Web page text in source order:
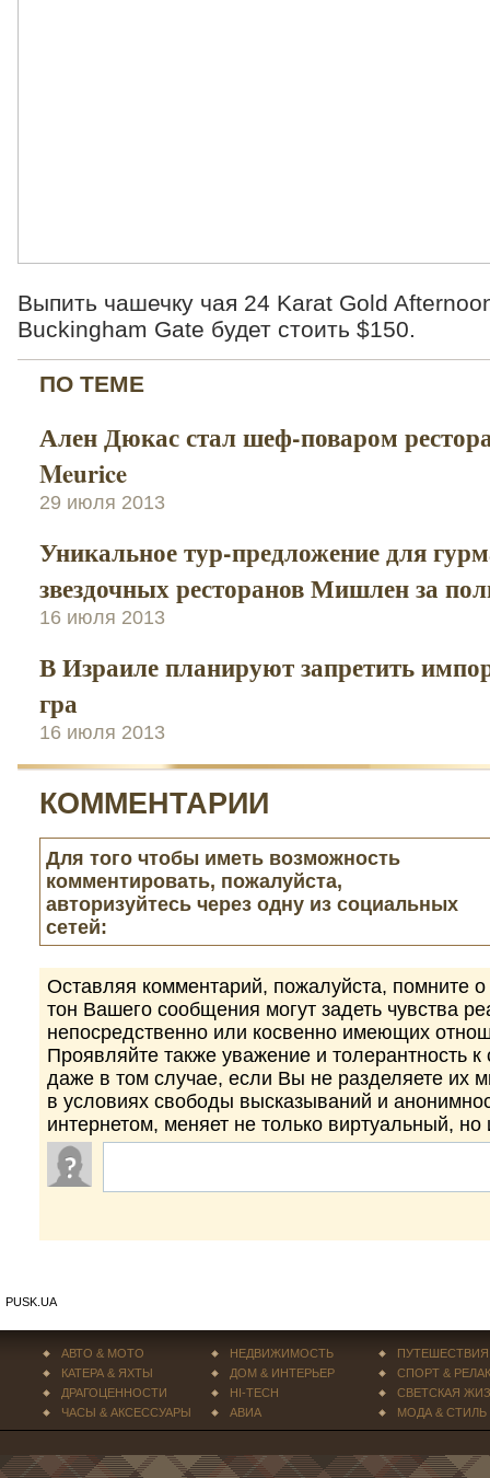
Выпить чашечку чая 24 Karat Gold
Buckingham Gate будет стоить $150.
ПО ТЕМЕ
Ален Дюкас стал шеф-поваром
Meurice
29 июля 2013
Уникальное тур-предложение для
звездочных ресторанов Мишлен за
16 июля 2013
В Израиле планируют запретить
гра
16 июля 2013
КОММЕНТАРИИ
Для того чтобы иметь возможность
комментировать, пожалуйста,
авторизуйтесь через одну из социальных
сетей:
Оставляя комментарий, пожалуйста, помните
тон Вашего сообщения могут задеть чувства
непосредственно или косвенно имеющих
Проявляйте также уважение и толерантность
даже в том случае, если Вы не разделяете их
в условиях свободы высказываний и
интернетом, меняет не только виртуальный,
PUSK.UA
АВТО & МОТО
КАТЕРА & ЯХТЫ
ДРАГОЦЕННОСТИ
ЧАСЫ & АКСЕССУАРЫ
НЕДВИЖИМОСТЬ
ДОМ & ИНТЕРЬЕР
HI-TECH
АВИА
ПУТЕШЕСТВИЯ
СПОРТ &
СВЕТСКАЯ
МОДА & СТИЛЬ